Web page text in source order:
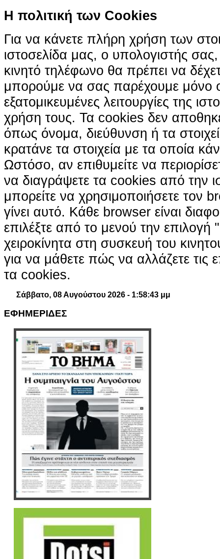
H πολιτική των Cookies
Για να κάνετε πλήρη χρήση των
ιστοσελίδα μας, ο υπολογιστής
κινητό τηλέφωνο θα πρέπει να
μπορούμε να σας παρέχουμε μόνο
εξατομικευμένες λειτουργίες της
χρήση τους. Τα cookies δεν
όπως όνομα, διεύθυνση ή τα
κρατάνε τα στοιχεία με τα οποία
Ωστόσο, αν επιθυμείτε να
να διαγράψετε τα cookies από την
μπορείτε να χρησιμοποιήσετε τον
γίνει αυτό. Κάθε browser είναι
επιλέξτε από το μενού την επιλογή
χειροκίνητα στη συσκευή του
για να μάθετε πώς να αλλάζετε τις
τα cookies.
Σάββατο, 08 Αυγούστου 2026 - 1:58:44 μμ
ΕΦΗΜΕΡΙΔΕΣ